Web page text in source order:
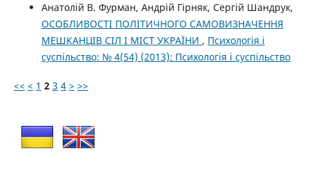
Анатолій В. Фурман, Андрій Гірняк, Сергій Шандрук,
ОСОБЛИВОСТІ ПОЛІТИЧНОГО САМОВИЗНАЧЕННЯ
МЕШКАНЦІВ СІЛ І МІСТ УКРАЇНИ , Психологія і
суспільство: № 4(54) (2013): Психологія і суспільство
<< < 1 2 3 4 > >>